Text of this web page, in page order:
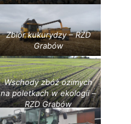
Zbiór kukurydzy – RZD
Grabów
Wschody zbóż ozimych
na poletkach w ekologii –
RZD Grabów